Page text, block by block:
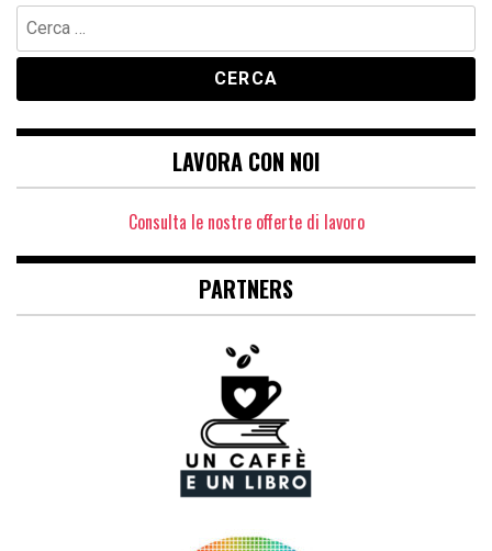
Ricerca
per:
LAVORA CON NOI
Consulta le nostre offerte di lavoro
PARTNERS